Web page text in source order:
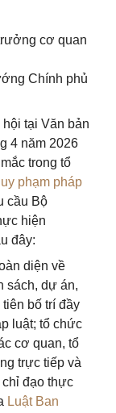
cơ quan
Chính phủ
tại Văn bản
4 năm 2026
trong tổ
phạm pháp
cầu Bộ
hiện
đây:
diện về
sách, dự án,
bố trí đầy
luật; tổ chức
cơ quan, tổ
trực tiếp và
chỉ đạo thực
Luật Ban